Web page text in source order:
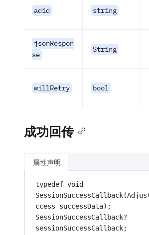
adid string
jsonRespon
se
String
willRetry bool
成功回传
属性声明
typedef void
SessionSuccessCallback(
ccess successData);
SessionSuccessCallback?
sessionSuccessCallback;